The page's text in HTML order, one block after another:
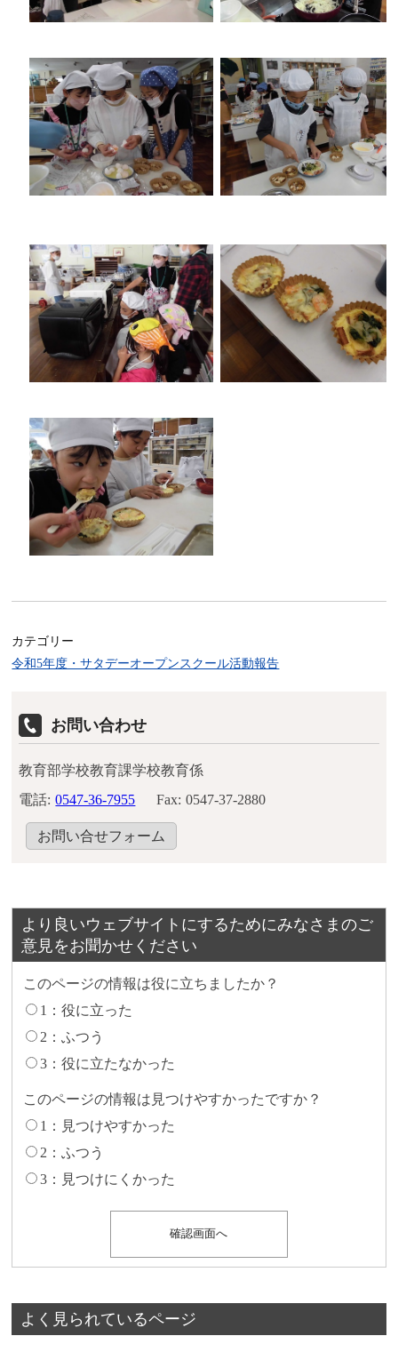
カテゴリー
令和5年度・サタデーオープンスクール活動報告
お問い合わせ
教育部学校教育課学校教育係
電話: 0547-36-7955 Fax: 0547-37-2880
お問い合せフォーム
より良いウェブサイトにするためにみなさまのご
意見をお聞かせください
このページの情報は役に立ちましたか？
1：役に立った
2：ふつう
3：役に立たなかった
このページの情報は見つけやすかったですか？
1：見つけやすかった
2：ふつう
3：見つけにくかった
よく見られているページ